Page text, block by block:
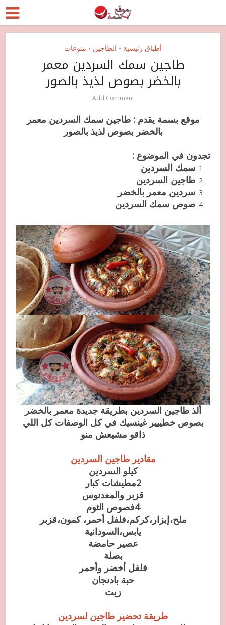
أطباق رئيسية • الطاجين • منوعات
طاجين سمك السردين معمر
بالخضر بصوص لذيذ بالصور
Add Comment
موقع بسمة يقدم : طاجين سمك السردين معمر
بالخضر بصوص لذيذ بالصور
تجدون في الموضوع :
سمك السردين
طاجين السردين
سردين معمر بالخضر
صوص سمك السردين
ألذ طاجين السردين بطريقة جديدة معمر بالخضر
بصوص خطييير غينسيك في كل الوصفات كل اللي
ذاقو مشبعش منو
مقادير طاجين السردين
كيلو السردين
2مطيشات كبار
قزبر والمعدنوس
4فصوص الثوم
ملح،إبزار،كركم،فلفل أحمر، كمون،قزبر
يابس،السودانية
عصير حامضة
بصلة
فلفل أخضر وأحمر
حبة بادنجان
زيت
طريقة تحضير طاجين لسردين